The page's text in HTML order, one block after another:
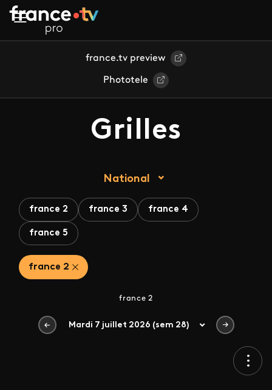
Aller au contenu principal
france.tv preview
Phototele
Grilles
National
france 2 france 3 france 4
france 5
france 2
france 2
Mardi 7 juillet 2026 (sem 28)